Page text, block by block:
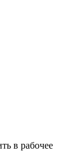
в рабочее